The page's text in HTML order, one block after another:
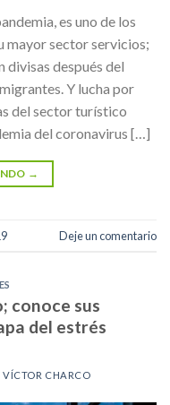
es uno de los
mayor sector servicios;
divisas después del
Y lucha por
del sector turístico
del coronavirus […]
→
Deje un comentario
conoce sus
del estrés
VÍCTOR CHARCO